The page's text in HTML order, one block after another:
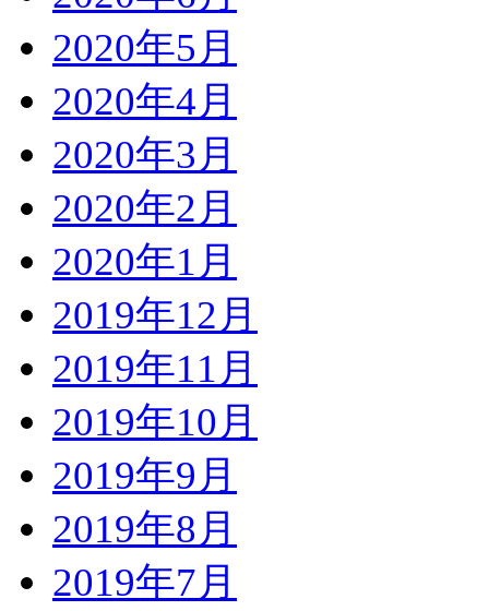
2020年5月
2020年4月
2020年3月
2020年2月
2020年1月
2019年12月
2019年11月
2019年10月
2019年9月
2019年8月
2019年7月